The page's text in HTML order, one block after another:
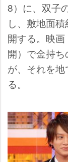
8）に、双子
し、敷地面
開する。映
開）で金持
が、それを
る。